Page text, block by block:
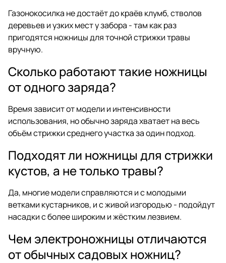
Газонокосилка не достаёт до краёв клумб, стволов
деревьев и узких мест у забора - там как раз
пригодятся ножницы для точной стрижки травы
вручную.
Сколько работают такие ножницы
от одного заряда?
Время зависит от модели и интенсивности
использования, но обычно заряда хватает на весь
объём стрижки среднего участка за один подход.
Подходят ли ножницы для стрижки
кустов, а не только травы?
Да, многие модели справляются и с молодыми
ветками кустарников, и с живой изгородью - подойдут
насадки с более широким и жёстким лезвием.
Чем электроножницы отличаются
от обычных садовых ножниц?